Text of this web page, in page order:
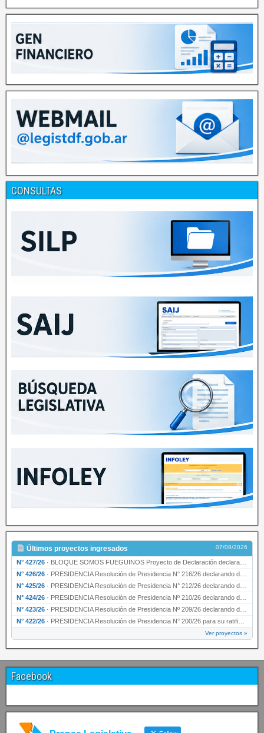
CONSULTAS
Últimos proyectos ingresados 07/08/2026
N° 427/26 · BLOQUE SOMOS FUEGUINOS Proyecto de Declaración declarando de interés provincial PRESIDENCI…
N° 426/26 · PRESIDENCIA Resolución de Presidencia N° 216/26 declarando de interés provincial la labor …
N° 425/26 · PRESIDENCIA Resolución de Presidencia N° 212/26 declarando de interés provincial el “50° A…
N° 424/26 · PRESIDENCIA Resolución de Presidencia Nº 210/26 declarando de interés provincial el proyec…
N° 423/26 · PRESIDENCIA Resolución de Presidencia Nº 209/26 declarando de interés provincial la presen…
N° 422/26 · PRESIDENCIA Resolución de Presidencia N° 200/26 para su ratificación.
Ver proyectos »
Facebook